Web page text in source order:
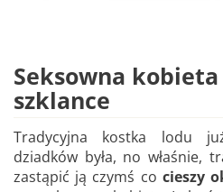
Seksowna
szklance
Tradycyjna kostka lodu
dziadków była, no właśnie,
zastąpić ją czymś co cieszy